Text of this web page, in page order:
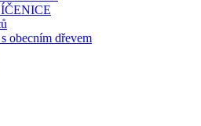
obecním dřevem